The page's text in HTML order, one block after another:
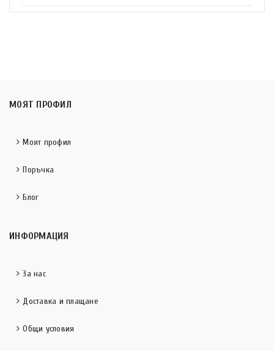
МОЯТ ПРОФИЛ
Моят профил
Поръчка
Блог
ИНФОРМАЦИЯ
За нас
Доставка и плащане
Общи условия